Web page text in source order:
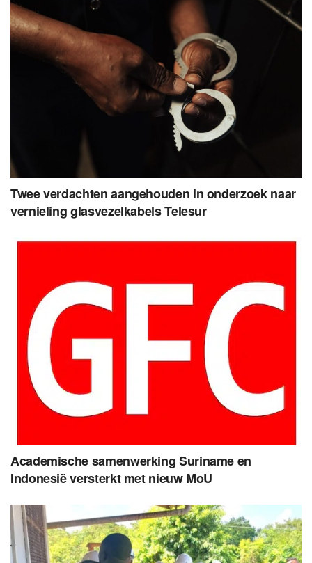
Twee verdachten aangehouden in onderzoek naar
vernieling glasvezelkabels Telesur
Academische samenwerking Suriname en
Indonesië versterkt met nieuw MoU